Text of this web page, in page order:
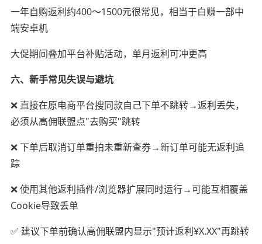
一年自购返利约400～1500元很常见，相当于白赚一部中
端安卓机
大促期间叠加平台补贴活动，单月返利可冲更高
六、新手常见失误与避坑
❌ 直接在原电商平台搜同款自己下单不跳转→返利丢失，
必须从高佣联盟点"去购买"跳转
❌ 下单后取消订单重拍未重新查券→新订单可能无返利追
踪
❌ 使用其他返利插件/浏览器扩展同时运行→可能互相覆盖
Cookie导致丢单
✅ 建议下单前确认高佣联盟内显示"预计返利¥X.XX"再跳转